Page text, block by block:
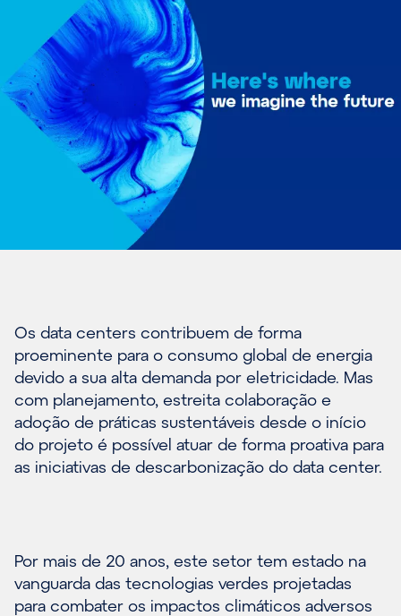
Os data centers contribuem de forma
proeminente para o consumo global de energia
devido a sua alta demanda por eletricidade. Mas
com planejamento, estreita colaboração e
adoção de práticas sustentáveis desde o início
do projeto é possível atuar de forma proativa para
as iniciativas de descarbonização do data center.
Por mais de 20 anos, este setor tem estado na
vanguarda das tecnologias verdes projetadas
para combater os impactos climáticos adversos